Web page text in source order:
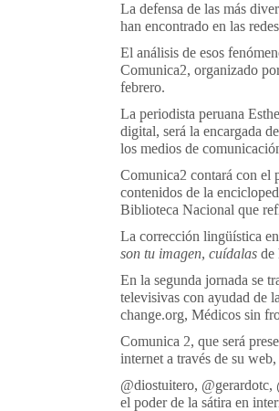
La defensa de las más
han encontrado en las
El análisis de esos
Comunica2, organizado
febrero.
La periodista peruana
digital, será la encargada
los medios de
Comunica2 contará con el
contenidos de la
Biblioteca Nacional que
La corrección lingüística
son tu imagen, cuídalas de
En la segunda jornada se
televisivas con ayudad de
change.org, Médicos sin
Comunica 2, que será
internet a través de su
@diostuitero, @gerardotc,
el poder de la sátira en